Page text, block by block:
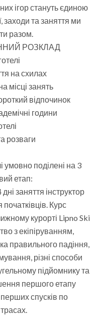
ігор стануть єдиною
заходи та заняття ми
разом.
РОЗКЛАД
на схилах
місці занять
відпочинок
години
розваги
умовно поділені на 3
етап:
заняття інструктор
Курс
курорті Lipno Ski
з екіпіруванням,
правильного падіння,
різні способи
підйомнику та
першого етапу
спусків по